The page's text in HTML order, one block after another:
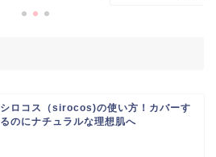
シロコス（sirocos)の使い方！カバーす
るのにナチュラルな理想肌へ